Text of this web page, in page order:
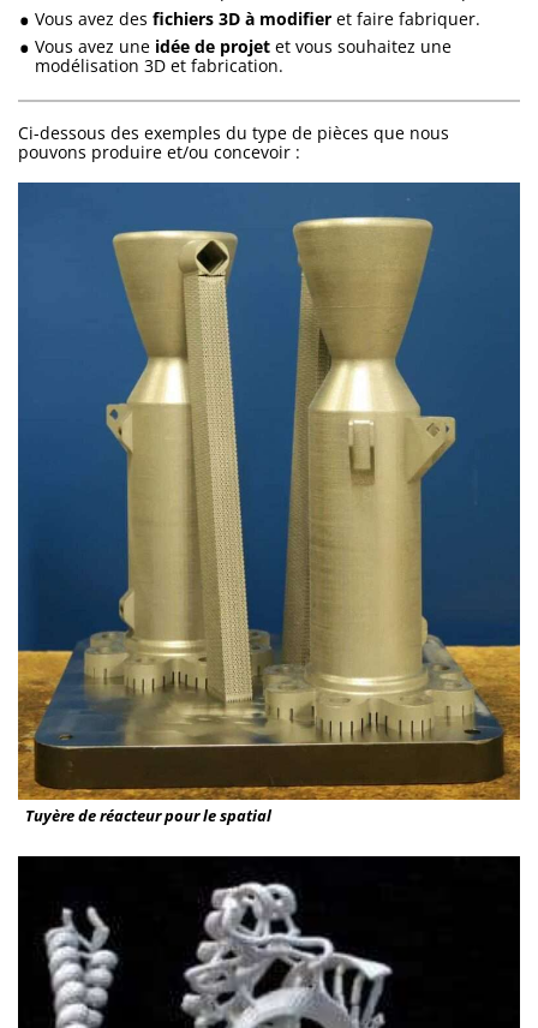
Vous avez des fichiers 3D à modifier et faire fabriquer.
Vous avez une idée de projet et vous souhaitez une
modélisation 3D et fabrication.
Ci-dessous des exemples du type de pièces que nous
pouvons produire et/ou concevoir :
Tuyère de réacteur pour le spatial